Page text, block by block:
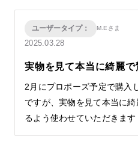
ユーザータイプ： M.Eさま
2025.03.28
実物を見て本当に綺麗
2月にプロポーズ予定で購入
ですが、実物を見て本当に
るよう使わせていただきます